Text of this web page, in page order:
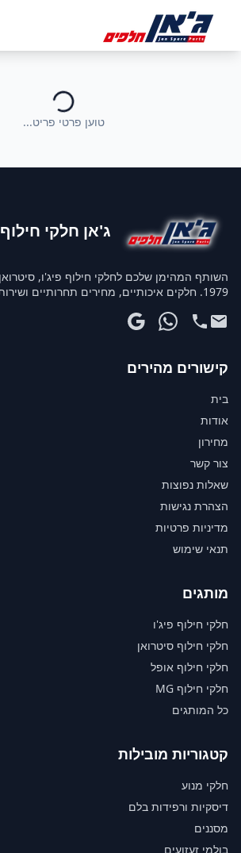
טוען פרטי פריט...
ג'אן חלקי חילוף
1979. חלקים איכותיים, מחירים תחרותיים ושירות יוצא דופן.
קישורים מהירים
בית
אודות
מחירון
צור קשר
שאלות נפוצות
הצהרת נגישות
מדיניות פרטיות
תנאי שימוש
מותגים
חלקי חילוף פיג'ו
חלקי חילוף סיטרואן
חלקי חילוף אופל
חלקי חילוף MG
כל המותגים
קטגוריות מובילות
חלקי מנוע
דיסקיות ורפידות בלם
מסננים
בולמי זעזועים